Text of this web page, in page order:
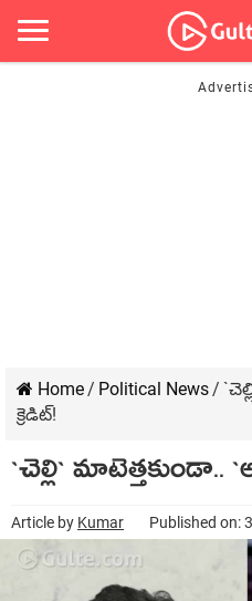
Home/ Political News/
క్రెడిట్!
`చెల్లి` మాటెత్త‌కుండా..
Article by Kumar Published on: